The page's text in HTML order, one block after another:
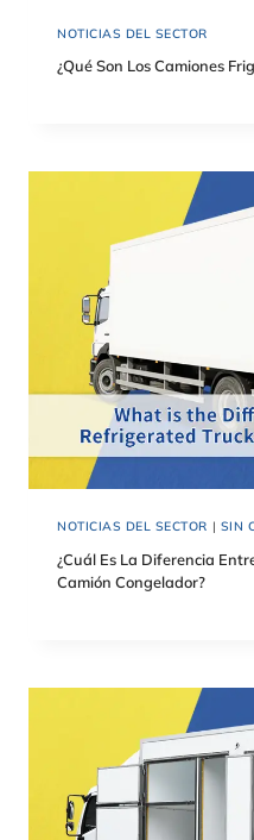
NOTICIAS DEL SECTOR
¿Qué Son Los Camiones
NOTICIAS DEL SECTOR | SIN
¿Cuál Es La Diferencia
Camión Congelador?